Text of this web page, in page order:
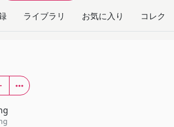
ライブラリ お気に入り コレク